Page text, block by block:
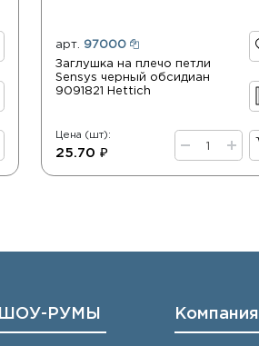
арт. 97000
Заглушка на плечо петли
Sensys черный обсидиан
9091821 Hettich
Цена (шт):
25.70 ₽
ШОУ-РУМЫ Компания